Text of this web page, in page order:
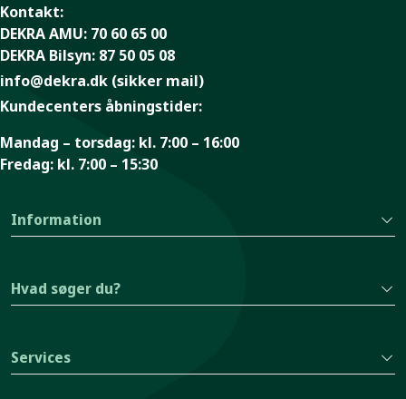
Kontakt:
DEKRA AMU: 70 60 65 00
DEKRA Bilsyn: 87 50 05 08
info@dekra.dk (sikker mail)
Kundecenters åbningstider:
Mandag – torsdag: kl. 7:00 – 16:00
Fredag: kl. 7:00 – 15:30
Information
Hvad søger du?
Services